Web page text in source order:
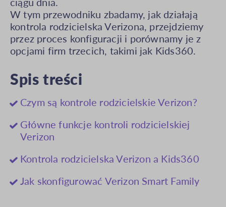
W tym przewodniku zbadamy, jak działają
kontrola rodzicielska Verizona, przejdziemy
przez proces konfiguracji i porównamy je z
opcjami firm trzecich, takimi jak Kids360.
Spis treści
Czym są kontrole rodzicielskie Verizon?
Główne funkcje kontroli rodzicielskiej
Verizon
Kontrola rodzicielska Verizon a Kids360
Jak skonfigurować Verizon Smart Family